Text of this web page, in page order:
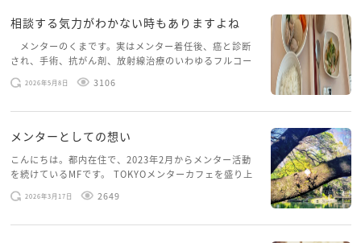
相談する気力がわかない時もありますよね
メンターのくまです。実はメンター着任後、癌と診断
され、手術、抗がん剤、放射線治療のいわゆるフルコー
スを体験していて、しばらくメンターカフェに来られて
いませんでした。体力だけでなく、気力も落ちパソコン
2026年5月8日 3106
メンターとしての想い
こんにちは。都内在住で、2023年2月からメンター活動
を続けているMFです。 TOKYOメンターカフェを盛り上
げたいという想いから、勇気を出して初めてブログを投
稿してみようと思います。少し自分のことを書いてみま
2026年3月17日 2649